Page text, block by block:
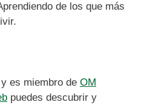
de los que más
es miembro de OM
puedes descubrir y